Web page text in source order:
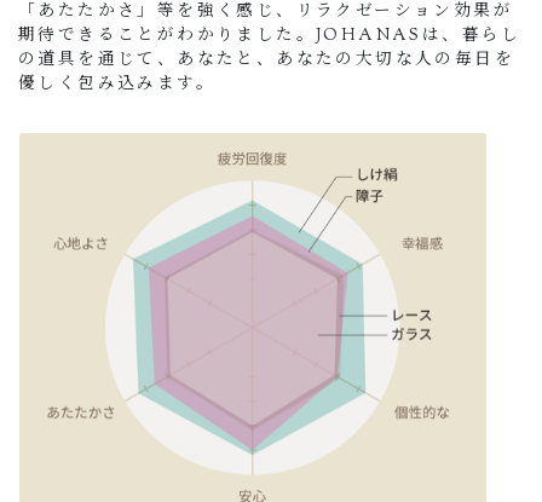
「あたたかさ」等を強く感じ、リラクゼーション効果が
期待できることがわかりました。JOHANASは、暮らし
の道具を通じて、あなたと、あなたの大切な人の毎日を
優しく包み込みます。